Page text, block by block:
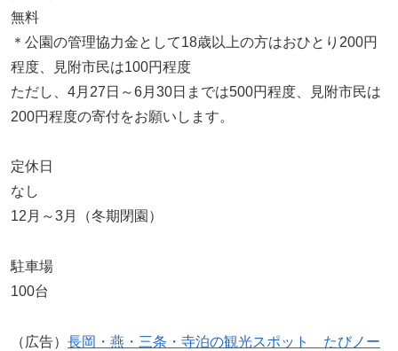
無料
＊公園の管理協力金として18歳以上の方はおひとり200円
程度、見附市民は100円程度
ただし、4月27日～6月30日までは500円程度、見附市民は
200円程度の寄付をお願いします。
定休日
なし
12月～3月（冬期閉園）
駐車場
100台
（広告） 長岡・燕・三条・寺泊の観光スポット たびノー